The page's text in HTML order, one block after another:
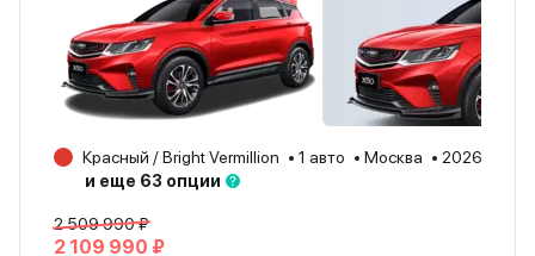
Красный / Bright Vermillion 1 авто Москва
2026
и еще 63 опции
2 509 990 ₽
2 109 990 ₽